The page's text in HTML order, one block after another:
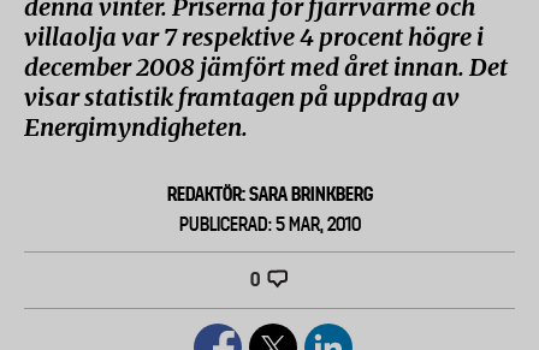
denna vinter. Priserna för fjärrvärme och
villaolja var 7 respektive 4 procent högre i
december 2008 jämfört med året innan. Det
visar statistik framtagen på uppdrag av
Energimyndigheten.
REDAKTÖR: SARA BRINKBERG
PUBLICERAD: 5 MAR, 2010
0